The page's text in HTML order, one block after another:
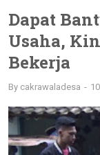
Dapat
Usaha,
Bekerja
By cakrawaladesa